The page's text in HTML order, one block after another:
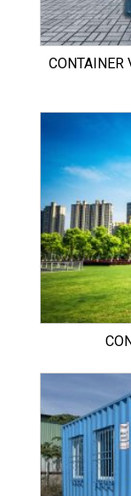
CONTAINER